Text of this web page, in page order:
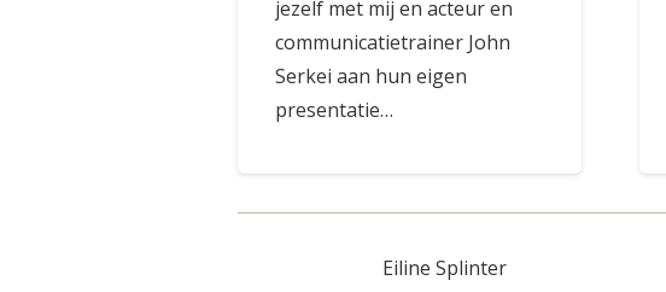
jezelf met mij en acteur en
communicatietrainer John
Serkei aan hun eigen
presentatie…
Eiline Splinter